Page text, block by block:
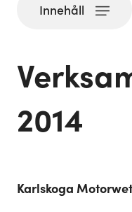
Innehåll
2014
Karlskoga